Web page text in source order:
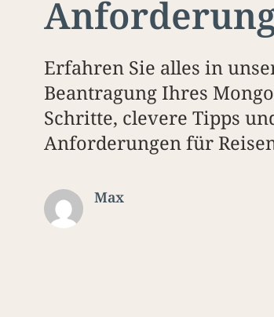
Erfahren Sie alles in
Beantragung Ihres
Schritte, clevere Tipps
Anforderungen für
Max